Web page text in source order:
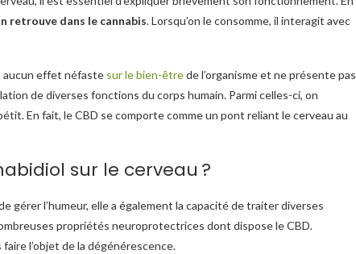
retrouve dans le cannabis. Lorsqu’on le consomme, il interagit avec
aucun effet néfaste sur le bien-êtrede l’organisme et ne présente pas
de diverses fonctions du corps humain. Parmi celles-ci, on
En fait, le CBD se comporte comme un pont reliant le cerveau au
sur le cerveau ?
gérer l’humeur, elle a également la capacité de traiter diverses
propriétés neuroprotectrices dont dispose le CBD.
l’objet de la dégénérescence.